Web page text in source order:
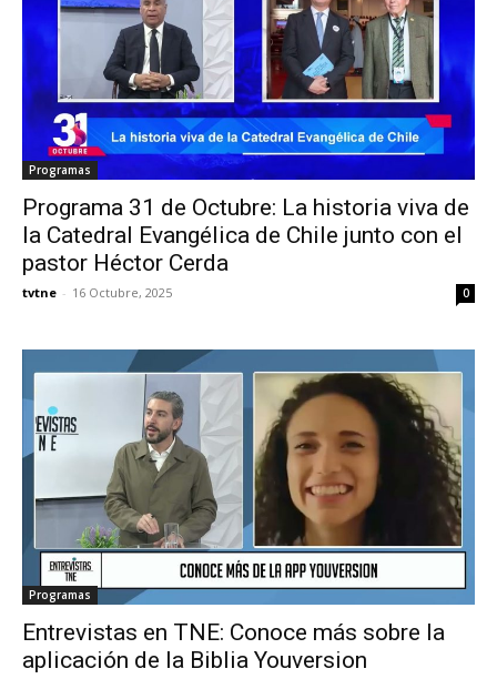
Programas
Programa 31 de Octubre: La historia viva de
la Catedral Evangélica de Chile junto con el
pastor Héctor Cerda
tvtne - 16 Octubre, 2025 0
Programas
Entrevistas en TNE: Conoce más sobre la
aplicación de la Biblia Youversion